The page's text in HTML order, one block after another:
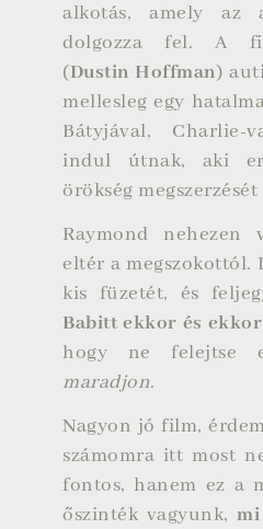
alkotás, amely az
dolgozza fel. A
(Dustin Hoffman)
mellesleg egy
Bátyjával, Charlie-
indul útnak, aki
örökség
Raymond nehezen
eltér a megszokottól.
kis füzetét, és
Babitt ekkor és
hogy ne felejtse
maradjon.
Nagyon jó film,
számomra itt most
fontos, hanem ez a
őszinték vagyunk,